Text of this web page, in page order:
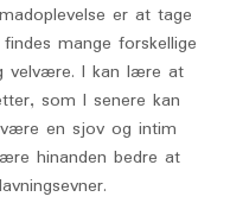
er at tage
mange forskellige
velvære. I kan lære at
som I senere kan
en sjov og intim
hinanden bedre at